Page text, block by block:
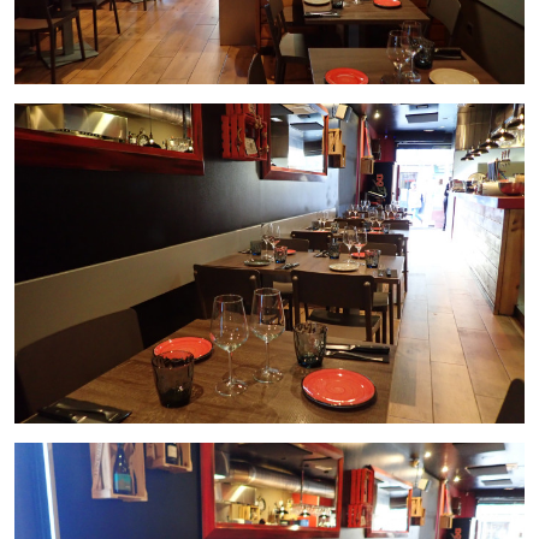
ciudades con más atractivo turístico de Cataluña!
Contáctanos para más información y para agendar una cita
en nuestras oficinas.